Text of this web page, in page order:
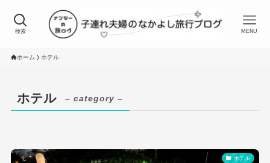
検索 MENU
ホーム ホテル
ホテル – category –
ホテル